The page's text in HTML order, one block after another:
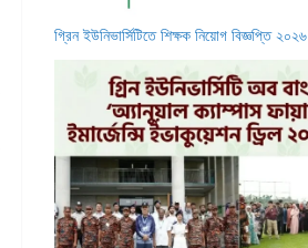
গ্রিন ইউনিভার্সিটিতে শিক্ষক নিয়োগ বিজ্ঞপ্তি ২০২৬